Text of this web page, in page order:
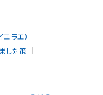
ラエ）
し対策